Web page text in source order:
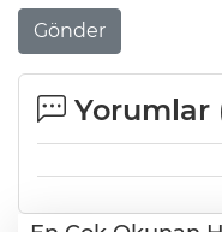
Gönder
Yorumlar